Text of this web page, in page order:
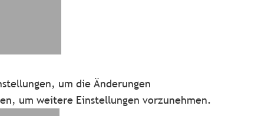
um die Änderungen
um weitere Einstellungen vorzunehmen.